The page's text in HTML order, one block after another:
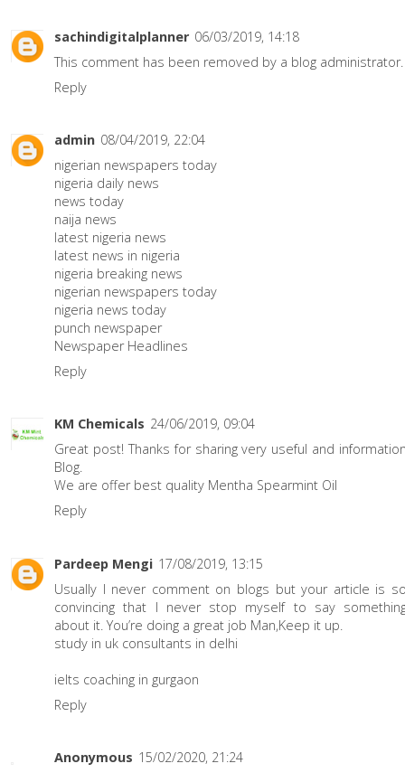
sachindigitalplanner 06/03/2019, 14:18
This comment has been removed by a blog administrator.
Reply
admin 08/04/2019, 22:04
nigerian newspapers today
nigeria daily news
news today
naija news
latest nigeria news
latest news in nigeria
nigeria breaking news
nigerian newspapers today
nigeria news today
punch newspaper
Newspaper Headlines
Reply
KM Chemicals 24/06/2019, 09:04
Great post! Thanks for sharing very useful and
Blog.
We are offer best quality Mentha Spearmint Oil
Reply
Pardeep Mengi 17/08/2019, 13:15
Usually I never comment on blogs but your article is
convincing that I never stop myself to say
about it. You’re doing a great job Man,Keep it up.
study in uk consultants in delhi
ielts coaching in gurgaon
Reply
Anonymous 15/02/2020, 21:24